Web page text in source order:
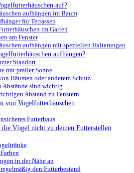
auf?
aufhängen im Baum
für Terrassen
im Garten
am Fenster
aufhängen mit speziellen Halterungen
aufhängen?
Standort
mit praller Sonne
Bäumen oder anderem Schutz
Abstände sind wichtig
Abstand zu Fenstern
von Vogelfutterhäuschen
Futterhaus
Vögel nicht zu deinen Futterstellen
in der Nähe an
den Futterbestand